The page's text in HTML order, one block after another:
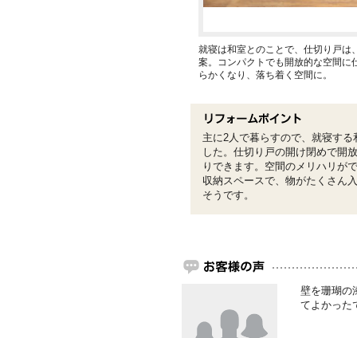
就寝は和室とのことで、仕切り戸は
案。コンパクトでも開放的な空間に
らかくなり、落ち着く空間に。
主に2人で暮らすので、就寝す
した。仕切り戸の開け閉めで開
りできます。空間のメリハリが
収納スペースで、物がたくさん
そうです。
壁を珊瑚の
てよかった